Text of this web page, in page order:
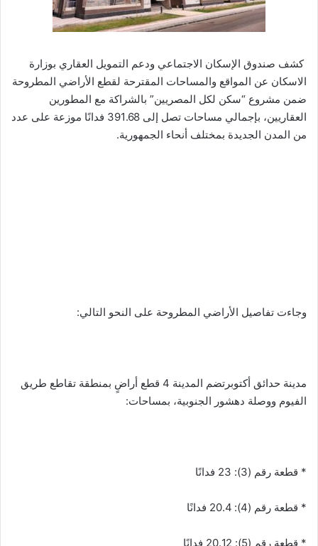
كشف صندوق الإسكان الاجتماعي ودعم التمويل العقاري بوزارة
الاسكان عن المواقع والمساحات المقترحة لقطع الأراضي المطروحة
ضمن مشروع “سكن لكل المصريين” بالشراكة مع المطورين
العقاريين، بإجمالي مساحات تصل إلى 391.68 فدانًا موزعة على عدد
من المدن الجديدة بمختلف أنحاء الجمهورية.
وجاءت تفاصيل الأراضي المطروحة على النحو التالي:
مدينة حدائق أكتوبرتضم المدينة 4 قطع أراضٍ بمنطقة تقاطع طريق
الفيوم ووصلة دهشور الجنوبية، بمساحات:
* قطعة رقم (3): 23 فدانًا
* قطعة رقم (4): 20.4 فدانًا
* قطعة رقم (5): 20.12 فدانًا